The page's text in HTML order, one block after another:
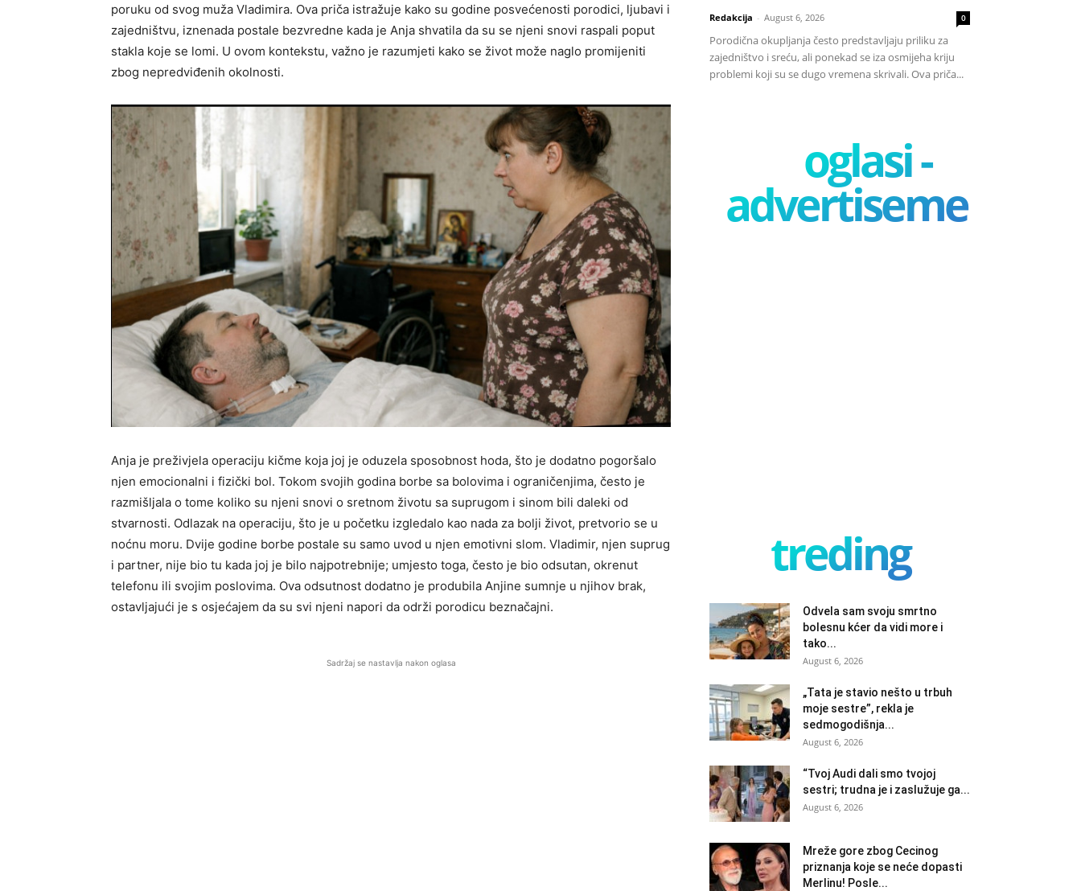
poruku od svog muža Vladimira. Ova priča istražuje kako su godine posvećenosti porodici, ljubavi i
zajedništvu, iznenada postale bezvredne kada je Anja shvatila da su se njeni snovi raspali poput
stakla koje se lomi. U ovom kontekstu, važno je razumjeti kako se život može naglo promijeniti
zbog nepredviđenih okolnosti.
Anja je preživjela operaciju kičme koja joj je oduzela sposobnost hoda, što je dodatno pogoršalo
njen emocionalni i fizički bol. Tokom svojih godina borbe sa bolovima i ograničenjima, često je
razmišljala o tome koliko su njeni snovi o sretnom životu sa suprugom i sinom bili daleki od
stvarnosti. Odlazak na operaciju, što je u početku izgledalo kao nada za bolji život, pretvorio se u
noćnu moru. Dvije godine borbe postale su samo uvod u njen emotivni slom. Vladimir, njen suprug
i partner, nije bio tu kada joj je bilo najpotrebnije; umjesto toga, često je bio odsutan, okrenut
telefonu ili svojim poslovima. Ova odsutnost dodatno je produbila Anjine sumnje u njihov brak,
ostavljajući je s osjećajem da su svi njeni napori da održi porodicu beznačajni.
Sadržaj se nastavlja nakon oglasa
Redakcija - August 6, 2026 0
Porodična okupljanja često predstavljaju priliku za
zajedništvo i sreću, ali ponekad se iza osmijeha kriju
problemi koji su se dugo vremena skrivali. Ova priča...
oglasi -
advertisement
treding
Odvela sam svoju smrtno
bolesnu kćer da vidi more i
tako...
August 6, 2026
„Tata je stavio nešto u trbuh
moje sestre”, rekla je
sedmogodišnja...
August 6, 2026
“Tvoj Audi dali smo tvojoj
sestri; trudna je i zaslužuje ga...
August 6, 2026
Mreže gore zbog Cecinog
priznanja koje se neće dopasti
Merlinu! Posle...